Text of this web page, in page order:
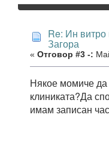
Re: Ин
Загора
« Отговор #3 -:
Някое момиче да
клиниката?Да
имам записан